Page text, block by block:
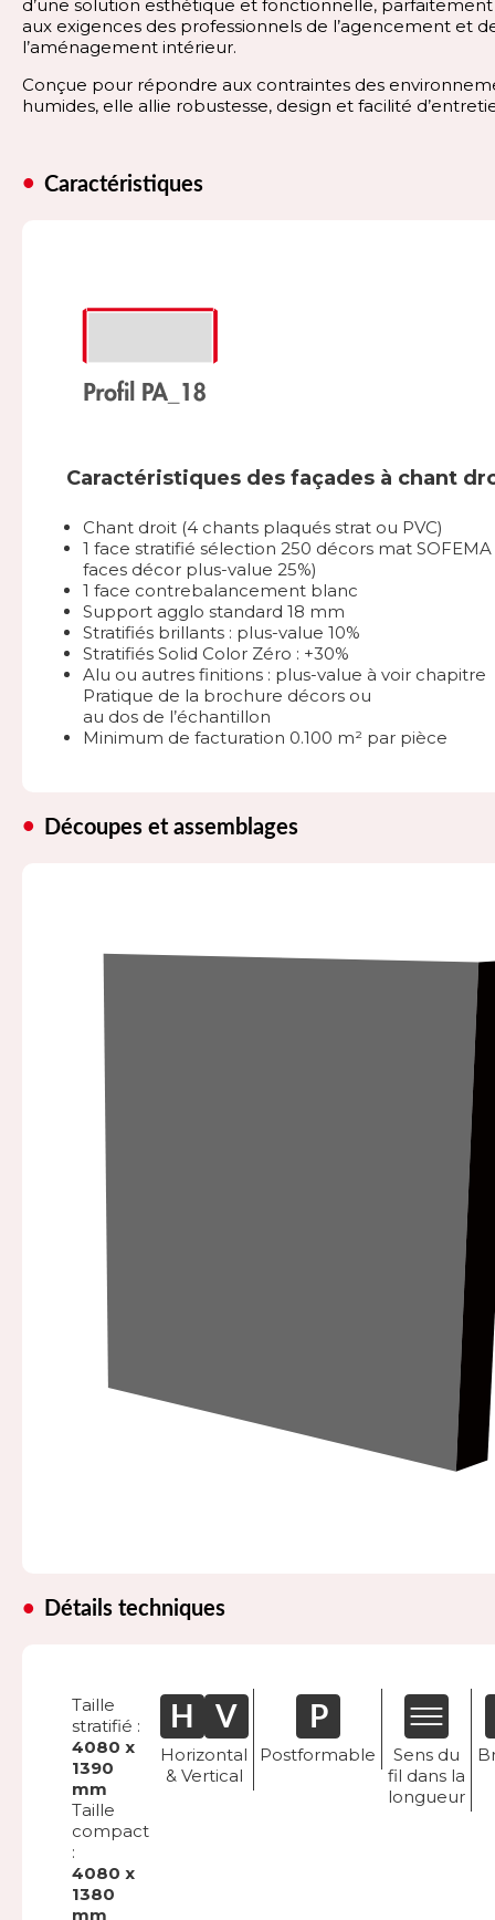
d’une solution esthétique et fonctionnelle,
aux exigences des professionnels de l’agencement et
l’aménagement intérieur.
Conçue pour répondre aux contraintes des
humides, elle allie robustesse, design et facilité
Caractéristiques
Caractéristiques des façades à chant
Chant droit (4 chants plaqués strat ou PVC)
1 face stratifié sélection 250 décors mat SOFEMA
faces décor plus-value 25%)
1 face contrebalancement blanc
Support agglo standard 18 mm
Stratifiés brillants : plus-value 10%
Stratifiés Solid Color Zéro : +30%
Alu ou autres finitions : plus-value à voir chapitre
Pratique de la brochure décors ou
au dos de l’échantillon
Minimum de facturation 0.100 m² par pièce
Découpes et assemblages
Détails techniques
Taille
stratifié :
4080 x
1390
mm
Taille
compact
:
4080 x
1380
mm
Horizontal
& Vertical
Postformable
Sens du
fil dans la
longueur